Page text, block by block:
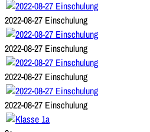
2022-08-27 Einschulung
2022-08-27 Einschulung
2022-08-27 Einschulung
2022-08-27 Einschulung